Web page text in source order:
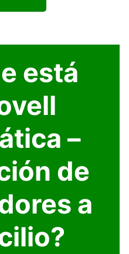
está
–
de
a